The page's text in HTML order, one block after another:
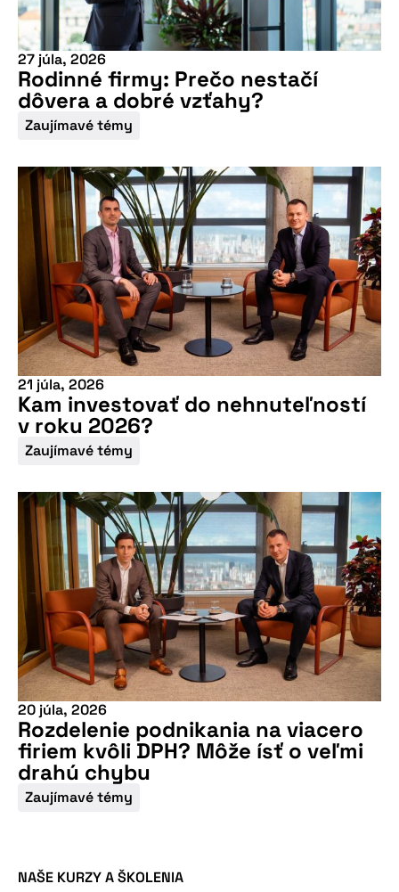
27 júla, 2026
Rodinné firmy: Prečo nestačí
dôvera a dobré vzťahy?
Zaujímavé témy
21 júla, 2026
Kam investovať do nehnuteľností
v roku 2026?
Zaujímavé témy
20 júla, 2026
Rozdelenie podnikania na viacero
firiem kvôli DPH? Môže ísť o veľmi
drahú chybu
Zaujímavé témy
NAŠE KURZY A ŠKOLENIA
Nepremeškajte
našu pripravovanú
konferenciu
Viac informácií